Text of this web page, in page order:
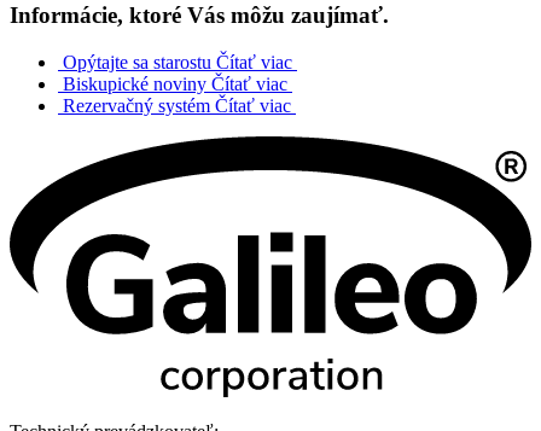
Informácie, ktoré Vás môžu zaujímať.
Opýtajte sa starostu Čítať viac
Biskupické noviny Čítať viac
Rezervačný systém Čítať viac